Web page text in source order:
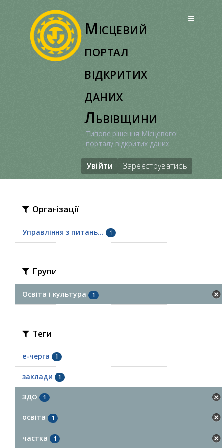
Місцевий
портал
відкритих
даних
Львівщини
Типове рішення Місцевого
порталу відкритих даних
Увійти Зареєструватись
Організації
Управління з питань... 1
Групи
Освіта і культура 1
Теги
е-черга 1
заклади 1
ЗДО 1
освіта 1
частка 1